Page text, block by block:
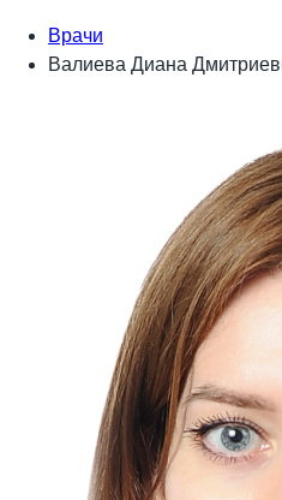
Врачи
Валиева Диана